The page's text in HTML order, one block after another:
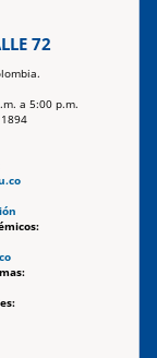
72
a 5:00 p.m.